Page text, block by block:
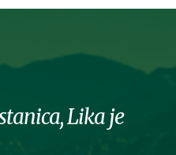
Lika je